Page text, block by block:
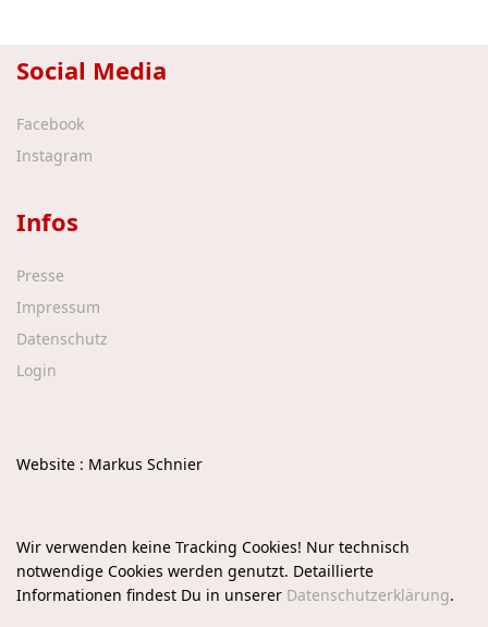
Social Media
Facebook
Instagram
Infos
Presse
Impressum
Datenschutz
Login
Website : Markus Schnier
Wir verwenden keine Tracking Cookies! Nur technisch
notwendige Cookies werden genutzt. Detaillierte
Informationen findest Du in unserer Datenschutzerklärung.